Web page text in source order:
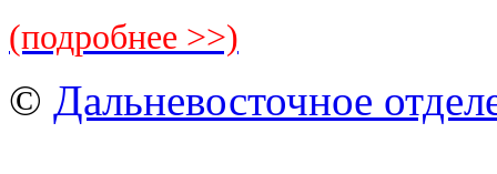
(подробнее >>)
© Дальневосточное